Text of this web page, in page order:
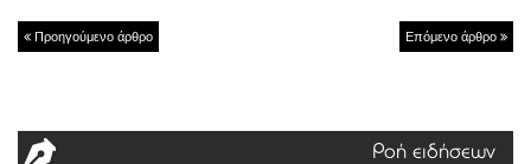
Προηγούμενο άρθρο Επόμενο άρθρο
Ροή ειδήσεων